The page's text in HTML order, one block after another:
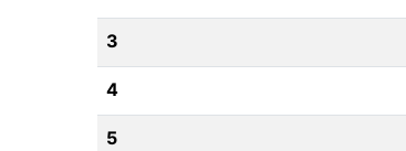
3
4
5